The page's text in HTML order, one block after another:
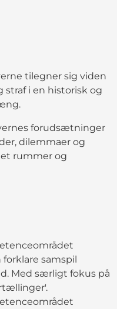
tilegner sig viden
straf i en historisk og
forudsætninger
dilemmaer og
rummer og
samspil
Med særligt fokus på